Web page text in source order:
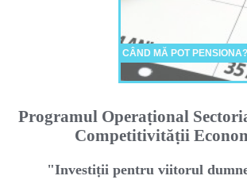
CÂND MĂ POT PENSIONA?
Programul Operaṭional
Competitivităṭii
"Investiṭii pentru viitorul